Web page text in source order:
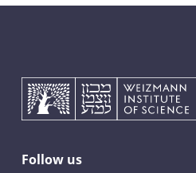
Follow us